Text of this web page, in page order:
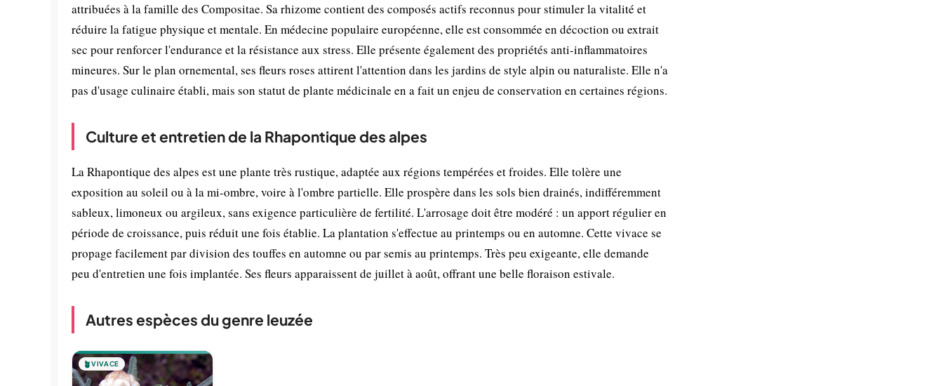
attribuées à la famille des Compositae. Sa rhizome contient des composés actifs reconnus pour stimuler la vitalité et
réduire la fatigue physique et mentale. En médecine populaire européenne, elle est consommée en décoction ou extrait
sec pour renforcer l'endurance et la résistance aux stress. Elle présente également des propriétés anti-inflammatoires
mineures. Sur le plan ornemental, ses fleurs roses attirent l'attention dans les jardins de style alpin ou naturaliste. Elle n'a
pas d'usage culinaire établi, mais son statut de plante médicinale en a fait un enjeu de conservation en certaines régions.
Culture et entretien de la Rhapontique des alpes
La Rhapontique des alpes est une plante très rustique, adaptée aux régions tempérées et froides. Elle tolère une
exposition au soleil ou à la mi-ombre, voire à l'ombre partielle. Elle prospère dans les sols bien drainés, indifféremment
sableux, limoneux ou argileux, sans exigence particulière de fertilité. L'arrosage doit être modéré : un apport régulier en
période de croissance, puis réduit une fois établie. La plantation s'effectue au printemps ou en automne. Cette vivace se
propage facilement par division des touffes en automne ou par semis au printemps. Très peu exigeante, elle demande
peu d'entretien une fois implantée. Ses fleurs apparaissent de juillet à août, offrant une belle floraison estivale.
Autres espèces du genre leuzée
🪴VIVACE